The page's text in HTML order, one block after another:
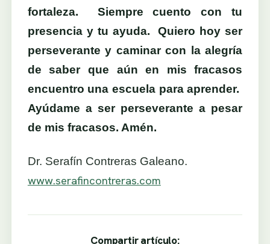
fortaleza. Siempre cuento con tu
presencia y tu ayuda. Quiero hoy ser
perseverante y caminar con la alegría
de saber que aún en mis fracasos
encuentro una escuela para aprender.
Ayúdame a ser perseverante a pesar
de mis fracasos. Amén.
Dr. Serafín Contreras Galeano.
www.serafincontreras.com
Compartir artículo: